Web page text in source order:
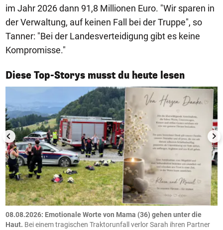
im Jahr 2026 dann 91,8 Millionen Euro. "Wir sparen in
der Verwaltung, auf keinen Fall bei der Truppe", so
Tanner: "Bei der Landesverteidigung gibt es keine
Kompromisse."
Diese Top-Storys musst du heute lesen
1/50
08.08.2026: Emotionale Worte von Mama (36) gehen unter die
Haut. Bei einem tragischen Traktorunfall verlor Sarah ihren Partner